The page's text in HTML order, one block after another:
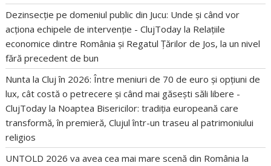
Dezinsecție pe domeniul public din Jucu: Unde și când vor
acționa echipele de intervenție - ClujToday la Relațiile
economice dintre România și Regatul Țărilor de Jos, la un nivel
fără precedent de bun
Nunta la Cluj în 2026: Între meniuri de 70 de euro și opțiuni de
lux, cât costă o petrecere și când mai găsești săli libere -
ClujToday la Noaptea Bisericilor: tradiția europeană care
transformă, în premieră, Clujul într-un traseu al patrimoniului
religios
UNTOLD 2026 va avea cea mai mare scenă din România la